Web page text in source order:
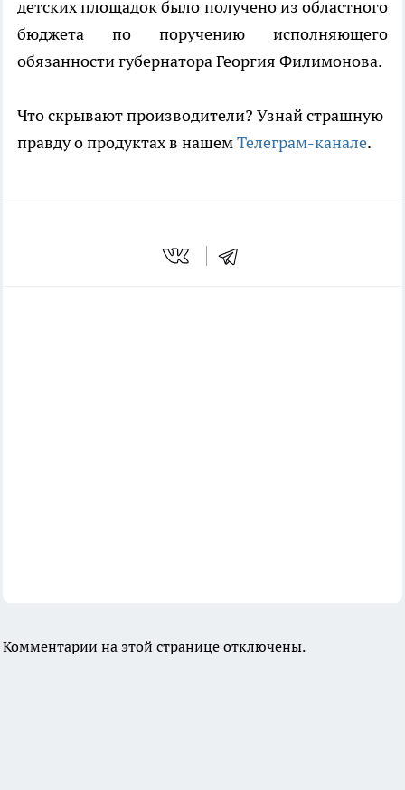
детских площадок было получено из областного
бюджета по поручению исполняющего
обязанности губернатора Георгия Филимонова.
Что скрывают производители? Узнай страшную
правду о продуктах в нашемТелеграм-канале.
Комментарии на этой странице отключены.